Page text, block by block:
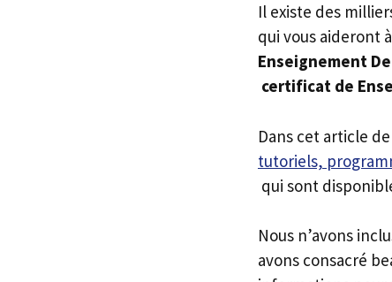
Il existe des
qui vous aideront
Enseignement
certificat de
Dans cet article
tutoriels,
qui sont
Nous n’avons
avons consacré